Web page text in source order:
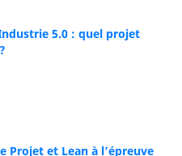
5.0 : quel projet
Projet et Lean à l’épreuve